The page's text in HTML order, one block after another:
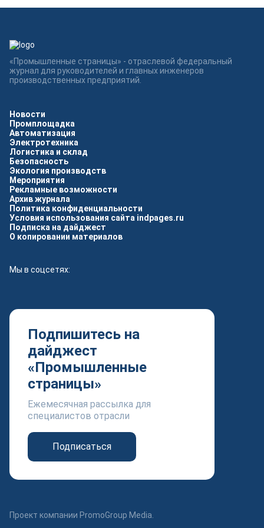
Новости
Промплощадка
Автоматизация
Электротехника
Логистика и склад
Безопасность
Экология производств
Мероприятия
Рекламные возможности
Архив журнала
Политика конфиденциальности
Условия использования сайта indpages.ru
Подписка на дайджест
О копировании материалов
Мы в соцсетях:
Подпишитесь на
дайджест
«Промышленные
страницы»
Ежемесячная рассылка для
специалистов отрасли
Подписаться
«Промышленные страницы» - отраслевой федеральный
журнал для руководителей и главных инженеров
производственных предприятий.
Проект компании PromoGroup Media.